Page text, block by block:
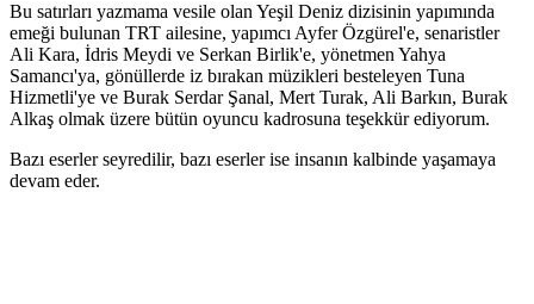
Bu satırları yazmama vesile olan Yeşil Deniz dizisinin yapımında
emeği bulunan TRT ailesine, yapımcı Ayfer Özgürel'e, senaristler
Ali Kara, İdris Meydi ve Serkan Birlik'e, yönetmen Yahya
Samancı'ya, gönüllerde iz bırakan müzikleri besteleyen Tuna
Hizmetli'ye ve Burak Serdar Şanal, Mert Turak, Ali Barkın, Burak
Alkaş olmak üzere bütün oyuncu kadrosuna teşekkür ediyorum.
Bazı eserler seyredilir, bazı eserler ise insanın kalbinde yaşamaya
devam eder.